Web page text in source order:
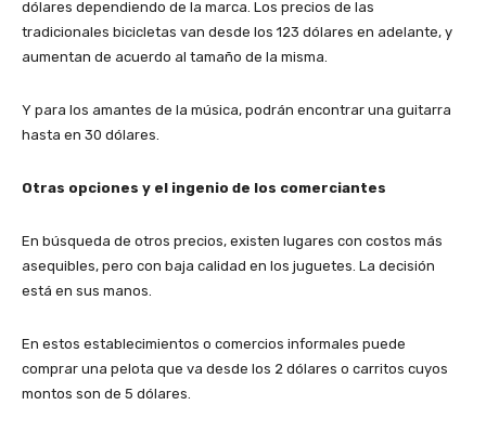
dólares dependiendo de la marca. Los precios de las
tradicionales bicicletas van desde los 123 dólares en adelante, y
aumentan de acuerdo al tamaño de la misma.
Y para los amantes de la música, podrán encontrar una guitarra
hasta en 30 dólares.
Otras opciones y el ingenio de los comerciantes
En búsqueda de otros precios, existen lugares con costos más
asequibles, pero con baja calidad en los juguetes. La decisión
está en sus manos.
En estos establecimientos o comercios informales puede
comprar una pelota que va desde los 2 dólares o carritos cuyos
montos son de 5 dólares.